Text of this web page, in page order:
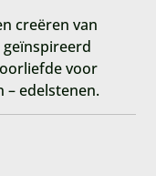
creëren van
voor
– edelstenen.